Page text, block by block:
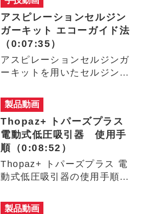
アスピレーションセルジン
ガーキット エコーガイド法
（0:07:35）
アスピレーションセルジンガ
ーキットを用いたセルジンガ
エ…
製品動画
Thopaz+ トパーズプラス
電動式低圧吸引器 使用手
順（0:08:52）
Thopaz+ トパーズプラス 電
動式低圧吸引器の使用手順に
製品動画